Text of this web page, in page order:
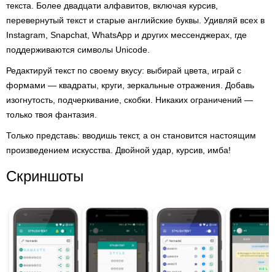
текста. Более двадцати алфавитов, включая курсив,
перевернутый текст и старые английские буквы. Удивляй всех в
Instagram, Snapchat, WhatsApp и других мессенджерах, где
поддерживаются символы Unicode.
Редактируй текст по своему вкусу: выбирай цвета, играй с
формами — квадраты, круги, зеркальные отражения. Добавь
изогнутость, подчеркивание, скобки. Никаких ограничений —
только твоя фантазия.
Только представь: вводишь текст, а он становится настоящим
произведением искусства. Двойной удар, курсив, имба!
Скриншоты